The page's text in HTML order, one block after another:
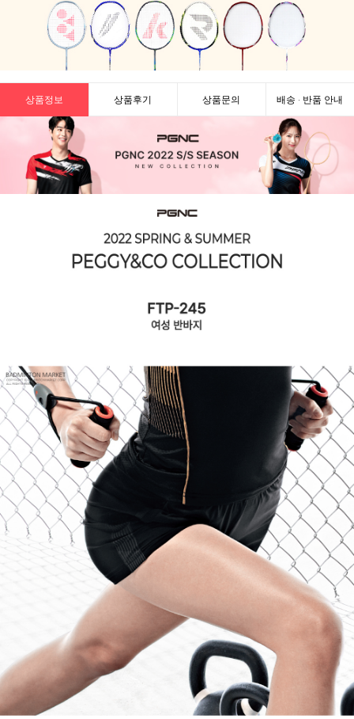
상품정보 상품후기 상품문의 배송 · 반품 안내